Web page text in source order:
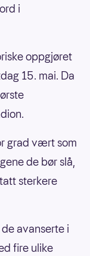
i
oppgjøret
15. mai. Da
grad vært som
de bør slå,
sterkere
avanserte i
fire ulike